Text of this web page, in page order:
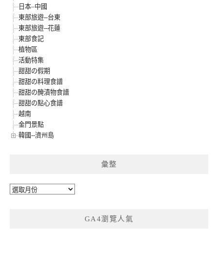
日本–中國
東部旅遊--台東
東部旅遊--花蓮
東部食記
植物區
活動特集
甜甜の假期
甜甜の料理食譜
甜甜の醃漬物食譜
甜甜の點心食譜
越南
金門景點
韓國--濟州島
彙整
彙
GA4瀏覽人氣